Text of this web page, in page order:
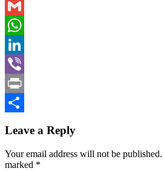
Link
Yahoo
Mail
Gmail
WhatsApp
LinkedIn
Viber
Print
Leave a Reply
Your email address will not be published.
marked *